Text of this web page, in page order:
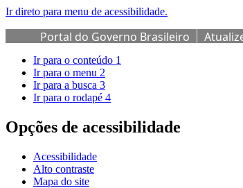
Ir direto para menu de acessibilidade.
Portal do Governo Brasileiro
Ir para o conteúdo 1
Ir para o menu 2
Ir para a busca 3
Ir para o rodapé 4
Opções de acessibilidade
Acessibilidade
Alto contraste
Mapa do site